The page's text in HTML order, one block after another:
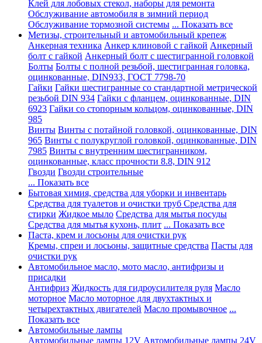
Клей для лобовых стекол, наборы для ремонта
Обслуживание автомобиля в зимний период
Обслуживание тормозной системы ... Показать все
Метизы, строительный и автомобильный крепеж
Анкерная техника Анкер клиновой с гайкой Анкерный
болт с гайкой Анкерный болт с шестигранной головкой
Болты Болты с полной резьбой, шестигранная головка,
оцинкованные, DIN933, ГОСТ 7798-70
Гайки Гайки шестигранные со стандартной метрической
резьбой DIN 934 Гайки с фланцем, оцинкованные, DIN
6923 Гайки со стопорным кольцом, оцинкованные, DIN
985
Винты Винты с потайной головкой, оцинкованные, DIN
965 Винты с полукруглой головкой, оцинкованные, DIN
7985 Винты с внутренним шестигранником,
оцинкованные, класс прочности 8.8, DIN 912
Гвозди Гвозди строительные
... Показать все
Бытовая химия, средства для уборки и инвентарь
Средства для туалетов и очистки труб Средства для
стирки Жидкое мыло Средства для мытья посуды
Средства для мытья кухонь, плит ... Показать все
Паста, крем и лосьоны для очистки рук
Кремы, спреи и лосьоны, защитные средства Пасты для
очистки рук
Автомобильное масло, мото масло, антифризы и
присадки
Антифриз Жидкость для гидроусилителя руля Масло
моторное Масло моторное для двухтактных и
четырехтактных двигателей Масло промывочное ...
Показать все
Автомобильные лампы
Автомобильные лампы 12V Автомобильные лампы 24V